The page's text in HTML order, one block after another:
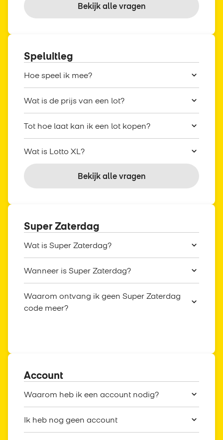
Bekijk alle vragen
Speluitleg
Hoe speel ik mee?
Wat is de prijs van een lot?
Tot hoe laat kan ik een lot kopen?
Wat is Lotto XL?
Bekijk alle vragen
Super Zaterdag
Wat is Super Zaterdag?
Wanneer is Super Zaterdag?
Waarom ontvang ik geen Super Zaterdag
code meer?
Account
Waarom heb ik een account nodig?
Ik heb nog geen account